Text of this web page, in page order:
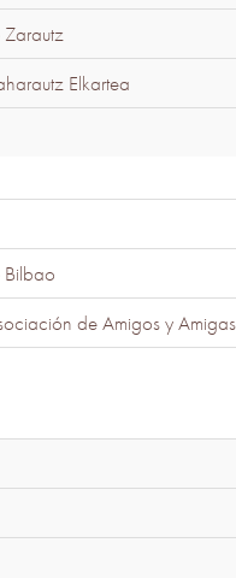
Elkartea
Bilbao
de Amigos y